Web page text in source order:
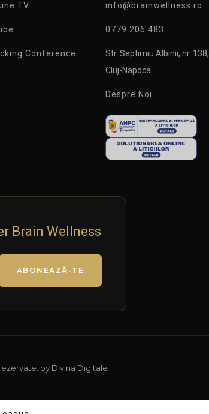
TV
Conference
info@brainwellness.ro
0779 206 483
Str. Septimiu Albinii, nr. 138,
Cluj-Napoca
Despre Noi
Brain Wellness
ABONEAZĂ-TE
by Divina Digitale